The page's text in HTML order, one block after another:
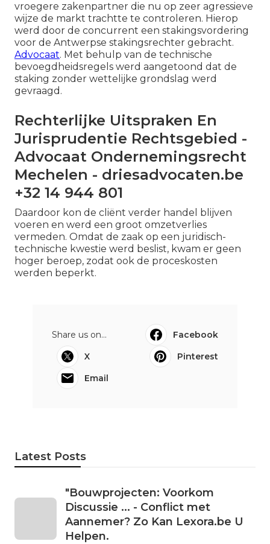
vroegere zakenpartner die nu op zeer agressieve
wijze de markt trachtte te controleren. Hierop
werd door de concurrent een stakingsvordering
voor de Antwerpse stakingsrechter gebracht.
Advocaat. Met behulp van de technische
bevoegdheidsregels werd aangetoond dat de
staking zonder wettelijke grondslag werd
gevraagd.
Rechterlijke Uitspraken En
Jurisprudentie Rechtsgebied -
Advocaat Ondernemingsrecht
Mechelen - driesadvocaten.be
+32 14 944 801
Daardoor kon de cliënt verder handel blijven
voeren en werd een groot omzetverlies
vermeden. Omdat de zaak op een juridisch-
technische kwestie werd beslist, kwam er geen
hoger beroep, zodat ook de proceskosten
werden beperkt.
Share us on...
Facebook
X
Pinterest
Email
Latest Posts
"Bouwprojecten: Voorkom
Discussie ... - Conflict met
Aannemer? Zo Kan Lexora.be U
Helpen.